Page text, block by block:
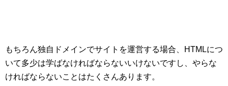
もちろん独自ドメインでサイトを運営する場合、HTMLにつ
いて多少は学ばなければならないいけないですし、やらな
ければならないことはたくさんあります。